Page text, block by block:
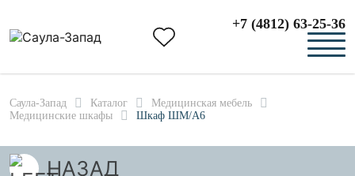
+7 (4812) 63-25-36
Саула-Запад Каталог
Медицинская мебель
Медицинские шкафы
Шкаф ШМ/А6
НАЗАД